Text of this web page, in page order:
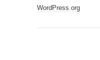
WordPress.org